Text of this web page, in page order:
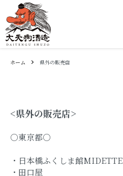
ホーム 県外の販売店
<県外の販売店>
○東京都○
・日本橋ふくしま館MIDETTE
・田口屋